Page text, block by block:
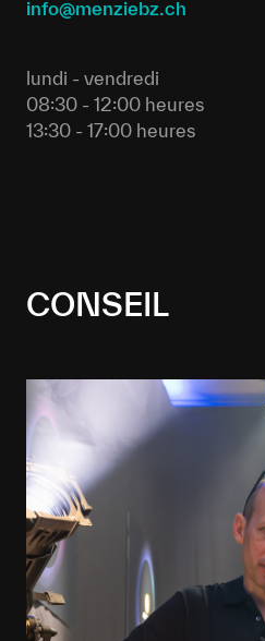
info@menziebz.ch
lundi - vendredi
08:30 - 12:00 heures
13:30 - 17:00 heures
CONSEIL